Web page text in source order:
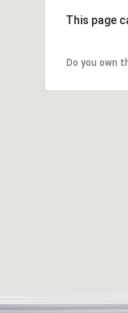
This page
Do you own